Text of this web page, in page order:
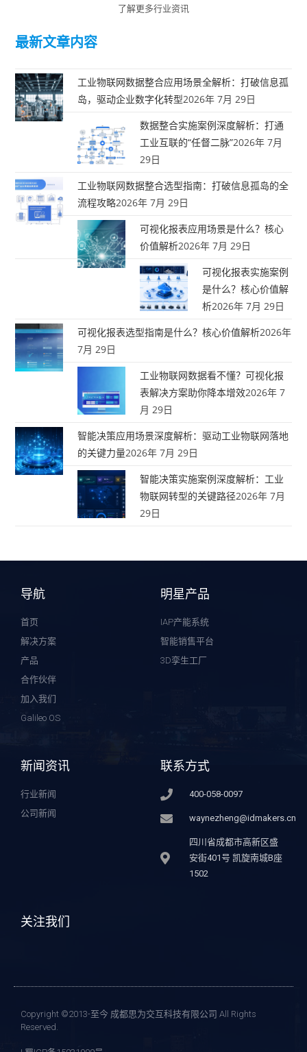
了解更多行业资讯
最新文章内容
工业物联网数据整合应用场景全解析：打破信息孤
岛，驱动企业数字化转型2026年 7月 29日
数据整合实施案例深度解析：打通
工业互联的“任督二脉”2026年 7月
29日
工业物联网数据整合选型指南：打破信息孤岛的全
流程攻略2026年 7月 29日
可视化报表应用场景是什么？核心
价值解析2026年 7月 29日
可视化报表实施案例
是什么？核心价值解
析2026年 7月 29日
可视化报表选型指南是什么？核心价值解析2026年
7月 29日
工业物联网数据看不懂？可视化报
表解决方案助你降本增效2026年 7
月 29日
智能决策应用场景深度解析：驱动工业物联网落地
的关键力量2026年 7月 29日
智能决策实施案例深度解析：工业
物联网转型的关键路径2026年 7月
29日
导航
首页
解决方案
产品
合作伙伴
加入我们
Galileo OS
明星产品
IAP产能系统
智能销售平台
3D孪生工厂
新闻资讯
行业新闻
公司新闻
联系方式
400-058-0097
waynezheng@idmakers.cn
四川省成都市高新区盛
安街401号 凯旋南城B座
1502
关注我们
Copyright ©2013-至今 成都思为交互科技有限公司 All Rights
Reserved.